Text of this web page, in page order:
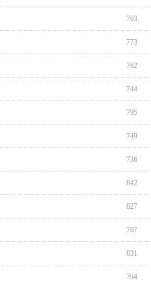
763
773
762
744
795
749
736
842
827
767
831
764